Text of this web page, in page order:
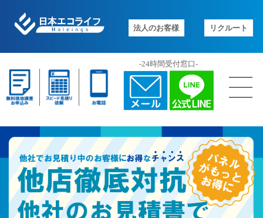
法人のお客様 リクルート
-24時間受付窓口-